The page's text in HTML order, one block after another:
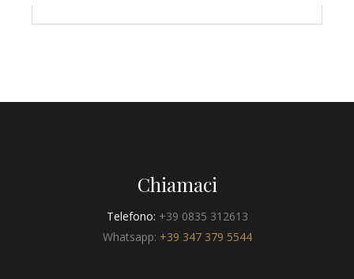
Chiamaci
Telefono: +39 0835 312613
Whatsapp: +39 347 379 5544